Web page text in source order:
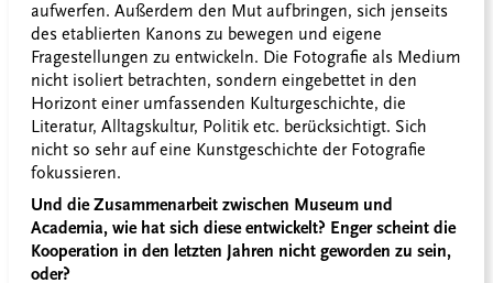
aufwerfen. Außerdem den Mut aufbringen, sich jenseits
des etablierten Kanons zu bewegen und eigene
Fragestellungen zu entwickeln. Die Fotografie als Medium
nicht isoliert betrachten, sondern eingebettet in den
Horizont einer umfassenden Kulturgeschichte, die
Literatur, Alltagskultur, Politik etc. berücksichtigt. Sich
nicht so sehr auf eine Kunstgeschichte der Fotografie
fokussieren.
Und die Zusammenarbeit zwischen Museum und
Academia, wie hat sich diese entwickelt? Enger scheint die
Kooperation in den letzten Jahren nicht geworden zu sein,
oder?